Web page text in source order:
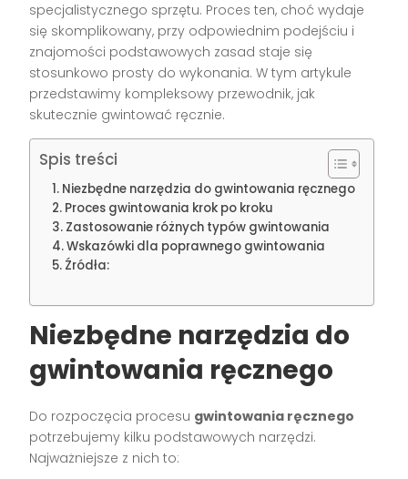
specjalistycznego sprzętu. Proces ten, choć wydaje
się skomplikowany, przy odpowiednim podejściu i
znajomości podstawowych zasad staje się
stosunkowo prosty do wykonania. W tym artykule
przedstawimy kompleksowy przewodnik, jak
skutecznie gwintować ręcznie.
Spis treści
Niezbędne narzędzia do gwintowania ręcznego
Proces gwintowania krok po kroku
Zastosowanie różnych typów gwintowania
Wskazówki dla poprawnego gwintowania
Źródła:
Niezbędne narzędzia do
gwintowania ręcznego
Do rozpoczęcia procesu gwintowania ręcznego
potrzebujemy kilku podstawowych narzędzi.
Najważniejsze z nich to: